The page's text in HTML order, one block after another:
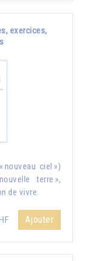
exercices,
nouveau ciel »)
terre »,
de vivre.
Ajouter